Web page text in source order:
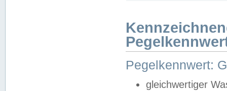
Pegelkennwert:
gleichwertiger